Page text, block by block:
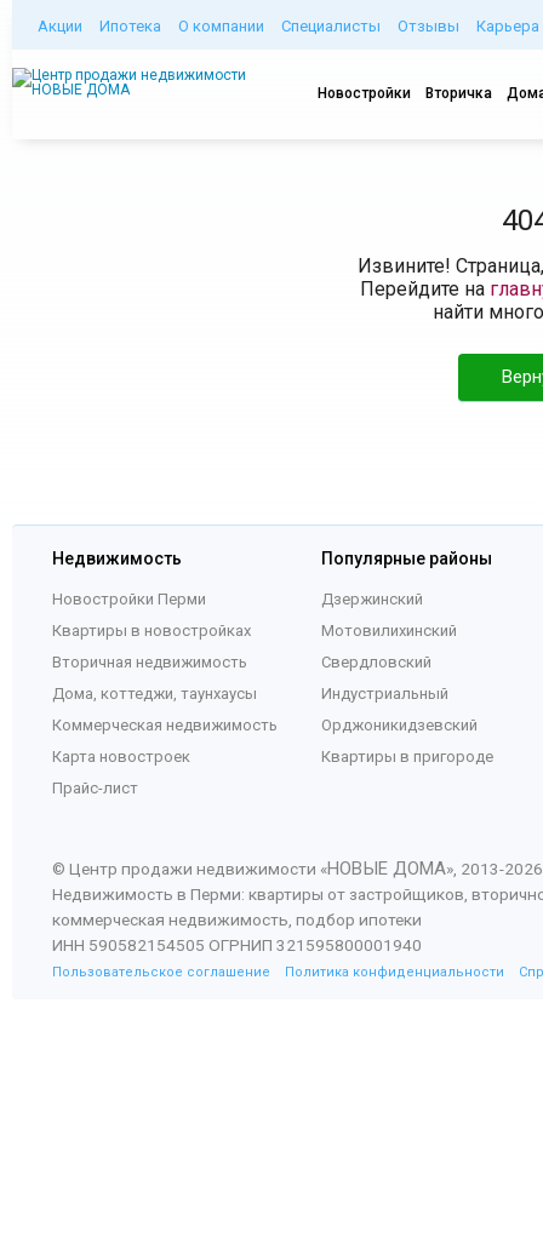
Акции Ипотека О компании Специалисты Отзывы Карьера
Новостройки Вторичка
Извините!
Перейдите на
найти
Недвижимость
Новостройки Перми
Квартиры в новостройках
Вторичная недвижимость
Дома, коттеджи, таунхаусы
Коммерческая недвижимость
Карта новостроек
Прайс-лист
Популярные районы
Дзержинский
Мотовилихинский
Свердловский
Индустриальный
Орджоникидзевский
Квартиры в пригороде
© Центр продажи недвижимости «НОВЫЕ ДОМА», 2013-2026
Недвижимость в Перми: квартиры от застройщиков,
коммерческая недвижимость, подбор ипотеки
ИНН 590582154505 ОГРНИП 321595800001940
Пользовательское соглашение Политика конфиденциальности